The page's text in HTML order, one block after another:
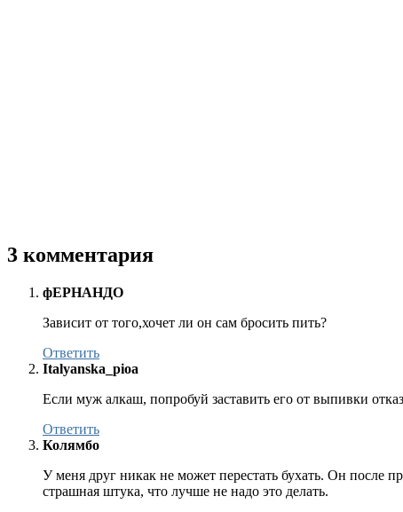
3 комментария
фЕРНАНДО
Зависит от того,хочет ли он сам бросить пить?
Ответить
Italyanska_pioa
Если муж алкаш, попробуй заставить его от выпивки
Ответить
Колямбо
У меня друг никак не может перестать бухать. Он после
страшная штука, что лучше не надо это делать.